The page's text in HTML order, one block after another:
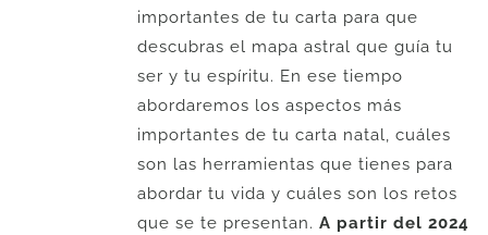
importantes de tu carta para que
descubras el mapa astral que guía tu
ser y tu espíritu. En ese tiempo
abordaremos los aspectos más
importantes de tu carta natal, cuáles
son las herramientas que tienes para
abordar tu vida y cuáles son los retos
que se te presentan. A partir del 2024